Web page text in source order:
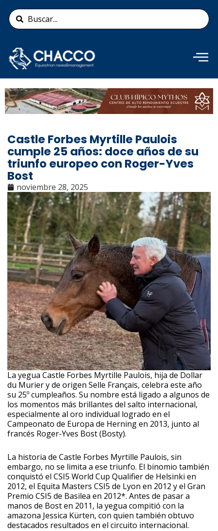
contenido
Search
...
Añade aquí tu texto de
cabecera
Castle Forbes Myrtille Paulois
cumple 25 años: doce años de su
triunfo europeo con Roger-Yves
Bost
noviembre 28, 2025
La yegua Castle Forbes Myrtille Paulois, hija de Dollar
du Murier y de origen Selle Français, celebra este año
su 25º cumpleaños. Su nombre está ligado a algunos de
los momentos más brillantes del salto internacional,
especialmente al oro individual logrado en el
Campeonato de Europa de Herning en 2013, junto al
francés Roger-Yves Bost (Bosty).
La historia de Castle Forbes Myrtille Paulois, sin
embargo, no se limita a ese triunfo. El binomio también
conquistó el CSI5 World Cup Qualifier de Helsinki en
2012, el Equita Masters CSI5 de Lyon en 2012 y el Gran
Premio CSI5 de Basilea en 2012*. Antes de pasar a
manos de Bost en 2011, la yegua compitió con la
amazona Jessica Kürten, con quien también obtuvo
destacados resultados en el circuito internacional.